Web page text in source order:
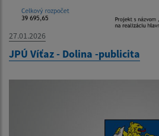
27.01.2026
JPÚ Víťaz - Dolina -publicita